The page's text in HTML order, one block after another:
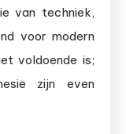
van techniek,
voor modern
voldoende is;
zijn even